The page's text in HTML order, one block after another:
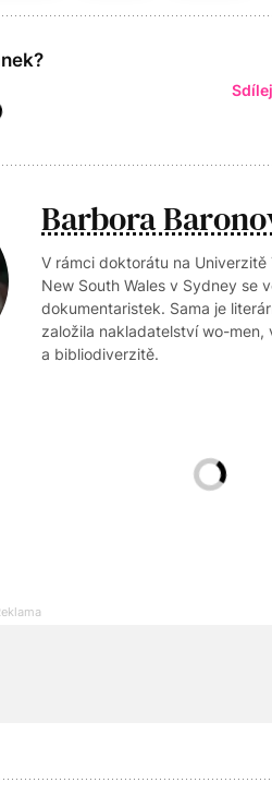
Barbora
V rámci doktorátu na
New South Wales v Sydney se
dokumentaristek. Sama je
založila nakladatelství wo-men,
a bibliodiverzitě.